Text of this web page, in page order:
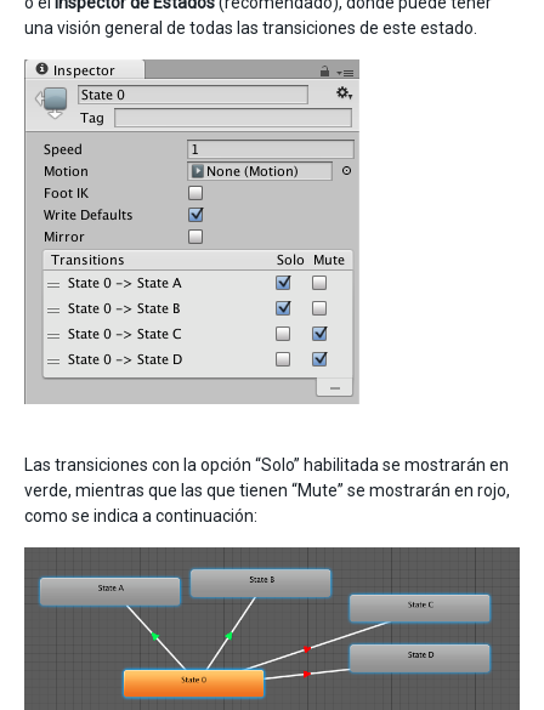
una visión general de todas las transiciones de este estado.
Las transiciones con la opción “Solo” habilitada se mostrarán en
verde, mientras que las que tienen “Mute” se mostrarán en rojo,
como se indica a continuación: